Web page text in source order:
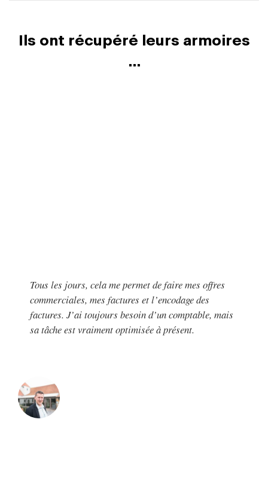
Ils ont récupéré leurs armoires
...
Tous les jours, cela me permet de faire mes offres
commerciales, mes factures et l’encodage des
factures. J’ai toujours besoin d’un comptable, mais
sa tâche est vraiment optimisée à présent.